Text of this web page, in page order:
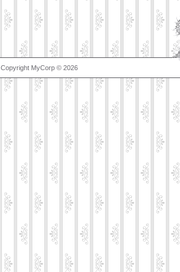
Copyright MyCorp © 2026